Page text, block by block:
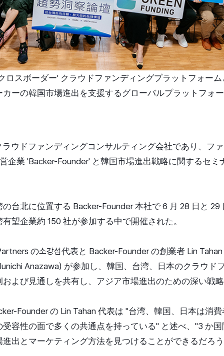
ロスボーダー' クラウドファンディングプラットフォー
ーの韓国市場進出を支援するグローバルプラットフォ
ウドファンディングコンサルティング会社であり、フ
企業 'Backer-Founder' と韓国市場進出戦略に関するセミ
台北に位置する Backer-Founder 本社で 6 月 28 日と 29
望企業約 150 社が参加する中で開催された。
の소강섭代表と Backer-Founder の創業者 Lin
Anazawa) が参加し、韓国、台湾、日本のクラウド
よび見通しを共有し、アジア市場進出のための深い戦
Founder の Lin Tahan 代表は "台湾、韓国、日本は消
容性の面で多くの共通点を持っている" と述べ、"3 か
出とマーケティング方法を見つけることができるだろ